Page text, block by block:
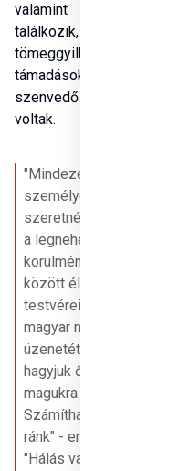
valamint túlélőkkel
találkozik, akik
tömeggyilkos
támadások
szenvedő alanyai
voltak.
"Mindezek mellett
személyesen
szeretném átadni
a legnehezebb
körülmények
között élő
testvéreinknek a
magyar nép
üzenetét: nem
hagyjuk őket
magukra.
Számíthatnak
ránk" - emelte ki.
"Hálás vagyok